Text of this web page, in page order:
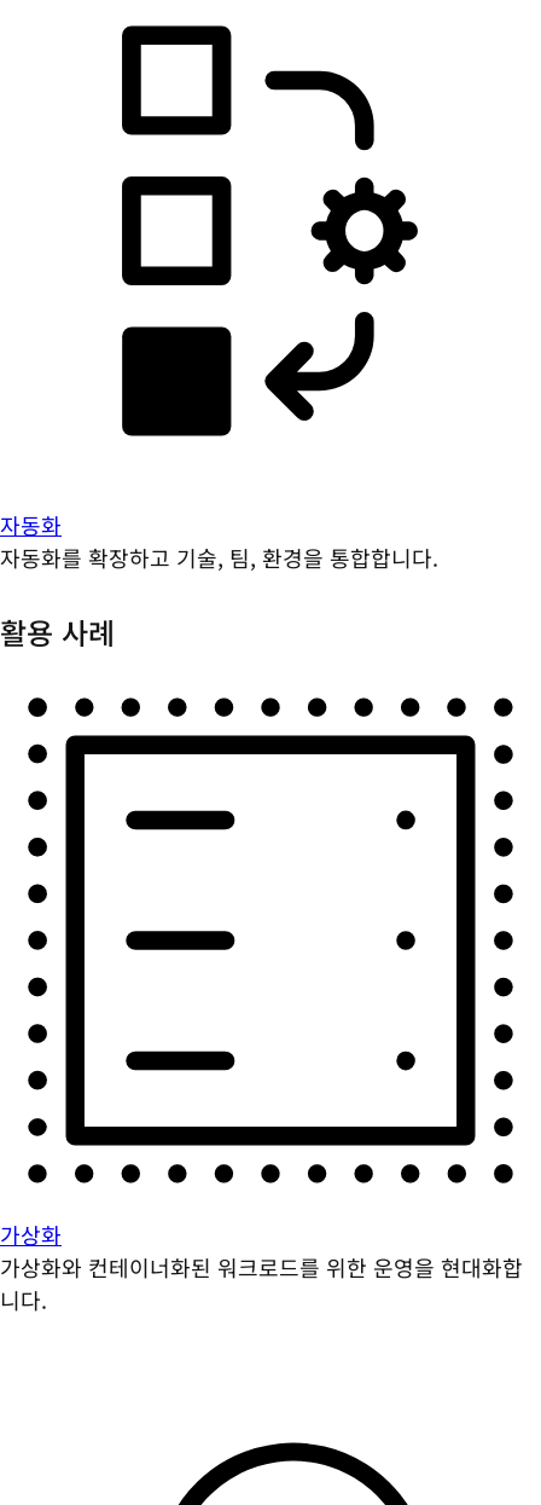
자동화
자동화를 확장하고 기술, 팀, 환경을 통합합니다.
활용 사례
가상화
가상화와 컨테이너화된 워크로드를 위한 운영을 현대화합
니다.